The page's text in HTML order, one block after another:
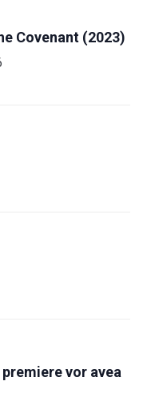
Covenant (2023)
premiere vor avea